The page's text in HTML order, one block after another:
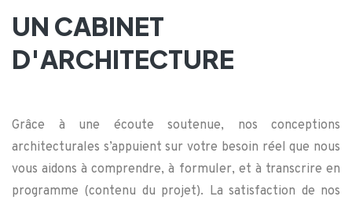
UN CABINET
D'ARCHITECTURE
Grâce à une écoute soutenue, nos conceptions
architecturales s’appuient sur votre besoin réel que nous
vous aidons à comprendre, à formuler, et à transcrire en
programme (contenu du projet). La satisfaction de nos